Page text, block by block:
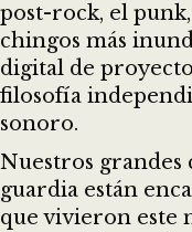
post-rock, el
chingos más
digital de
filosofía
sonoro.
Nuestros grandes
guardia están
que vivieron este